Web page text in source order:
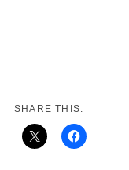
SHARE THIS: